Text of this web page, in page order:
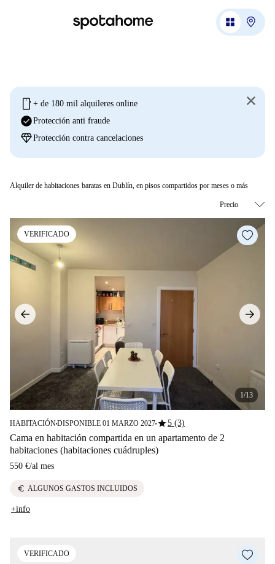
mobile + de 180 mil alquileres online
check_circleProtección anti fraude
diamondProtección contra cancelaciones
Alquiler de habitaciones baratas en Dublín, en pisos compartidos por meses o más
VERIFICADO
1/13
HABITACIÓN■DISPONIBLE 01 MARZO 2027■star5 (3)
Cama en habitación compartida en un apartamento de 2
habitaciones (habitaciones cuádruples)
550 €/al mes
euro ALGUNOS GASTOS INCLUIDOS
+info
VERIFICADO